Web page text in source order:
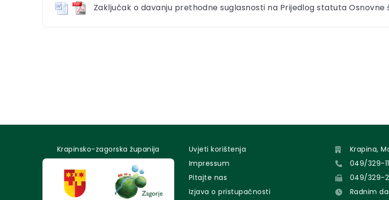
Zaključak o davanju prethodne suglasnosti na Prijedlog statuta Osnovne
Krapinsko-zagorska županija
Uvjeti korištenja
Impressum
Pitajte nas
Izjava o pristupačnosti
Krapina,
049/329-
049/329-
Radnim